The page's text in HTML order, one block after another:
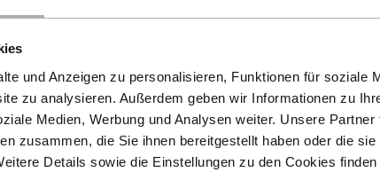
und Anzeigen zu personalisieren, Funktionen für soziale
zu analysieren. Außerdem geben wir Informationen zu
Medien, Werbung und Analysen weiter. Unsere
zusammen, die Sie ihnen bereitgestellt haben oder die
Details sowie die Einstellungen zu den Cookies finden